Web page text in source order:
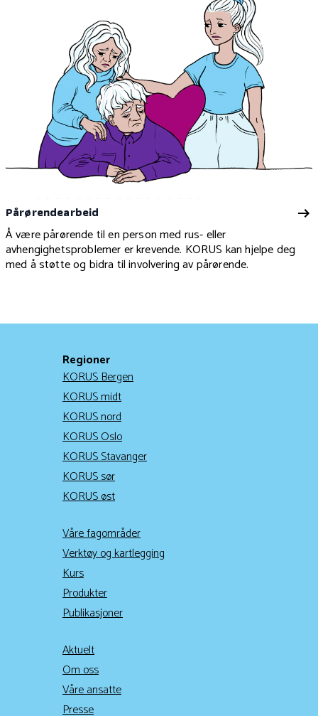
Pårørendearbeid
Å være pårørende til en person med rus- eller
avhengighetsproblemer er krevende. KORUS kan hjelpe deg
med å støtte og bidra til involvering av pårørende.
Regioner
KORUS Bergen
KORUS midt
KORUS nord
KORUS Oslo
KORUS Stavanger
KORUS sør
KORUS øst
Våre fagområder
Verktøy og kartlegging
Kurs
Produkter
Publikasjoner
Aktuelt
Om oss
Våre ansatte
Presse